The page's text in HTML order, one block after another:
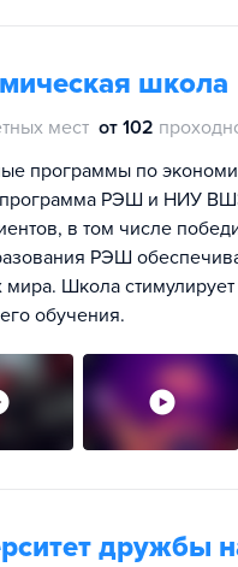
школа
мест от 102
программы по
РЭШ и НИУ
в том числе
РЭШ
Школа
обучения.
дружбы